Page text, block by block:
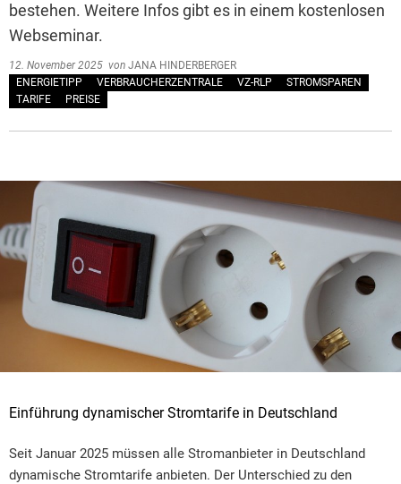
bestehen. Weitere Infos gibt es in einem kostenlosen
Webseminar.
12. November 2025 von JANA HINDERBERGER
ENERGIETIPP
VERBRAUCHERZENTRALE VZ-RLP
STROMSPAREN
TARIFE
PREISE
Einführung dynamischer Stromtarife in Deutschland
Seit Januar 2025 müssen alle Stromanbieter in Deutschland
dynamische Stromtarife anbieten. Der Unterschied zu den